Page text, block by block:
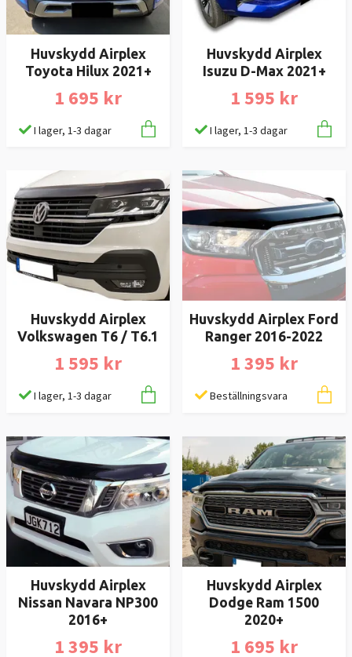
Huvskydd Airplex
Toyota Hilux 2021+
1 695 kr
I lager, 1-3 dagar
Huvskydd Airplex
Isuzu D-Max 2021+
1 595 kr
I lager, 1-3 dagar
Huvskydd Airplex
Volkswagen T6 / T6.1
1 595 kr
I lager, 1-3 dagar
Huvskydd Airplex Ford
Ranger 2016-2022
1 395 kr
Beställningsvara
Huvskydd Airplex
Nissan Navara NP300
2016+
1 395 kr
Huvskydd Airplex
Dodge Ram 1500
2020+
1 695 kr